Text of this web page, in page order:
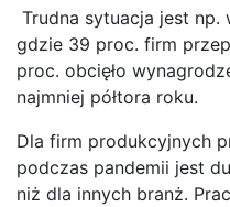
Trudna sytuacja jest
gdzie 39 proc. firm
proc. obcięło
najmniej półtora roku.
Dla firm produkcyjnych
podczas pandemii jest
niż dla innych branż.